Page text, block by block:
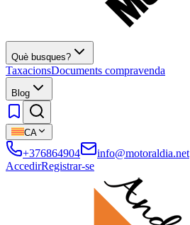
Què busques?
TaxacionsDocuments compravenda
Blog
CA
+376864904
info@motoraldia.net
AccedirRegistrar-se